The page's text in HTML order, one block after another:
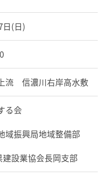
日(日)
流 信濃川右岸高水敷
る会
域振興局地域整備部
設業協会長岡支部